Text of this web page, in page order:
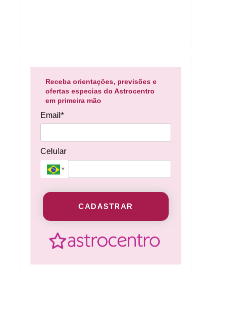
Receba orientações, previsões e
ofertas especias do Astrocentro
em primeira mão
Email*
Celular
CADASTRAR